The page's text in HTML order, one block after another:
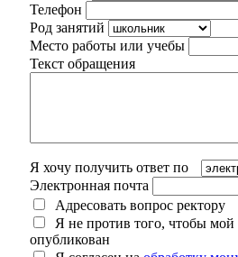
Телефон
Род занятий
Место работы или учебы
Текст обращения
Я хочу получить ответ по
Электронная почта
Адресовать вопрос ректору
Я не против того, чтобы
опубликован